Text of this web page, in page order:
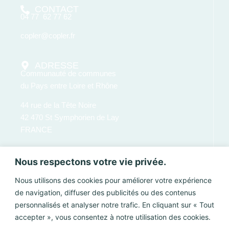
Nous respectons votre vie privée.
Nous utilisons des cookies pour améliorer votre expérience
de navigation, diffuser des publicités ou des contenus
personnalisés et analyser notre trafic. En cliquant sur « Tout
accepter », vous consentez à notre utilisation des cookies.